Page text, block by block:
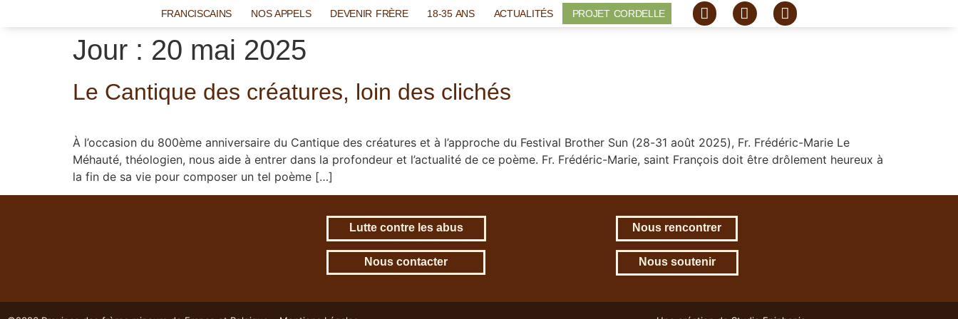
FRANCISCAINS NOS APPELS DEVENIR FRÈRE 18-35 ANS ACTUALITÉS PROJET CORDELLE
Jour : 20 mai 2025
Le Cantique des créatures, loin des clichés
À l’occasion du 800ème anniversaire du Cantique des créatures et à l’approche du Festival Brother Sun (28-31 août 2025), Fr. Frédéric-Marie Le
Méhauté, théologien, nous aide à entrer dans la profondeur et l’actualité de ce poème. Fr. Frédéric-Marie, saint François doit être drôlement heureux à
la fin de sa vie pour composer un tel poème […]
Lutte contre les abus
Nous contacter
Nous rencontrer
Nous soutenir